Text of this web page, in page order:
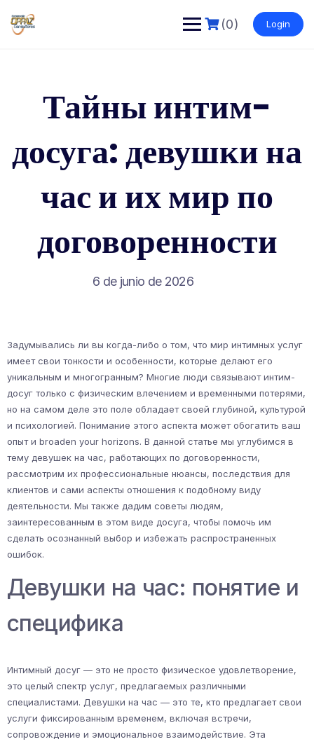
contenido
(0) Login
Тайны интим-
досуга: девушки на
час и их мир по
договоренности
6 de junio de 2026
Задумывались ли вы когда-либо о том, что мир интимных услуг
имеет свои тонкости и особенности, которые делают его
уникальным и многогранным? Многие люди связывают интим-
досуг только с физическим влечением и временными потерями,
но на самом деле это поле обладает своей глубиной, культурой
и психологией. Понимание этого аспекта может обогатить ваш
опыт и broaden your horizons. В данной статье мы углубимся в
тему девушек на час, работающих по договоренности,
рассмотрим их профессиональные нюансы, последствия для
клиентов и сами аспекты отношения к подобному виду
деятельности. Мы также дадим советы людям,
заинтересованным в этом виде досуга, чтобы помочь им
сделать осознанный выбор и избежать распространенных
ошибок.
Девушки на час: понятие и
специфика
Интимный досуг — это не просто физическое удовлетворение,
это целый спектр услуг, предлагаемых различными
специалистами. Девушки на час — это те, кто предлагает свои
услуги фиксированным временем, включая встречи,
сопровождение и эмоциональное взаимодействие. Эта